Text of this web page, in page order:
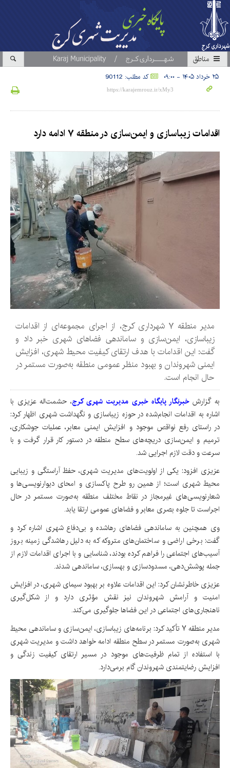
مناطق
۲۵ خرداد ۱۴۰۵ - ۰۹:۰۰ کد مطلب: 90112
اقدامات زیباسازی و ایمن‌سازی در منطقه ۷ ادامه دارد
مدیر منطقه ۷ شهرداری کرج، از اجرای مجموعه‌ای از اقدامات
زیباسازی، ایمن‌سازی و ساماندهی فضاهای شهری خبر داد و
گفت: این اقدامات با هدف ارتقای کیفیت محیط شهری، افزایش
ایمنی شهروندان و بهبود منظر عمومی منطقه به‌صورت مستمر در
حال انجام است.
به گزارشخبرنگار پایگاه خبری مدیریت شهری کرج، حشمت‌اله عزیزی با
اشاره به اقدامات انجام‌شده در حوزه زیباسازی و نگهداشت شهری اظهار کرد:
در راستای رفع نواقص موجود و افزایش ایمنی معابر، عملیات جوشکاری،
ترمیم و ایمن‌سازی دریچه‌های سطح منطقه در دستور کار قرار گرفت و با
سرعت و دقت لازم اجرایی شد.
عزیزی افزود: یکی از اولویت‌های مدیریت شهری، حفظ آراستگی و زیبایی
محیط شهری است؛ از همین رو طرح پاکسازی و امحای دیوارنویسی‌ها و
شعارنویسی‌های غیرمجاز در نقاط مختلف منطقه به‌صورت مستمر در حال
اجراست تا جلوه بصری معابر و فضاهای عمومی ارتقا یابد.
وی همچنین به ساماندهی فضاهای رهاشده و بی‌دفاع شهری اشاره کرد و
گفت: برخی اراضی و ساختمان‌های متروکه که به دلیل رهاشدگی زمینه بروز
آسیب‌های اجتماعی را فراهم کرده بودند، شناسایی و با اجرای اقدامات لازم از
جمله پوشش‌دهی، مسدودسازی و بهسازی، ساماندهی شدند.
عزیزی خاطرنشان کرد: این اقدامات علاوه بر بهبود سیمای شهری، در افزایش
امنیت و آرامش شهروندان نیز نقش مؤثری دارد و از شکل‌گیری
ناهنجاری‌های اجتماعی در این فضاها جلوگیری می‌کند.
مدیر منطقه ۷ تأکید کرد: برنامه‌های زیباسازی، ایمن‌سازی و ساماندهی محیط
شهری به‌صورت مستمر در سطح منطقه ادامه خواهد داشت و مدیریت شهری
با استفاده از تمام ظرفیت‌های موجود در مسیر ارتقای کیفیت زندگی و
افزایش رضایتمندی شهروندان گام برمی‌دارد.